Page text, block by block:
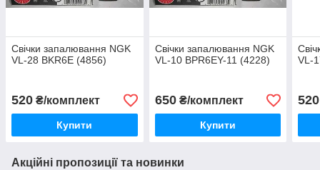
Свічки запалювання NGK
VL-28 BKR6E (4856)
520 ₴/комплект
Купити
Свічки запалювання NGK
VL-10 BPR6EY-11 (4228)
650₴/комплект
Купити
VL-
520
Акційні пропозиції та новинки